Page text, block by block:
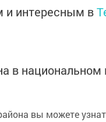
интересным в
в
вы можете